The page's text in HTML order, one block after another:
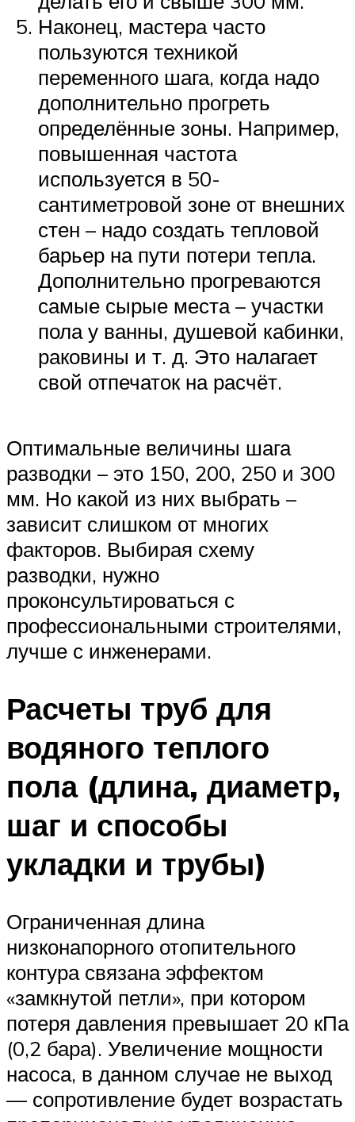
Наконец, мастера часто
пользуются техникой
переменного шага, когда надо
дополнительно прогреть
определённые зоны. Например,
повышенная частота
используется в 50-
сантиметровой зоне от внешних
стен – надо создать тепловой
барьер на пути потери тепла.
Дополнительно прогреваются
самые сырые места – участки
пола у ванны, душевой кабинки,
раковины и т. д. Это налагает
свой отпечаток на расчёт.
Оптимальные величины шага
разводки – это 150, 200, 250 и 300
мм. Но какой из них выбрать –
зависит слишком от многих
факторов. Выбирая схему
разводки, нужно
проконсультироваться с
профессиональными строителями,
лучше с инженерами.
Расчеты труб для
водяного теплого
пола (длина, диаметр,
шаг и способы
укладки и трубы)
Ограниченная длина
низконапорного отопительного
контура связана эффектом
«замкнутой петли», при котором
потеря давления превышает 20 кПа
(0,2 бара). Увеличение мощности
насоса, в данном случае не выход
— сопротивление будет возрастать